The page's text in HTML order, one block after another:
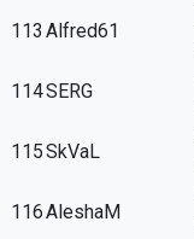
113 Alfred61
114SERG
115SkVaL
116AleshaM